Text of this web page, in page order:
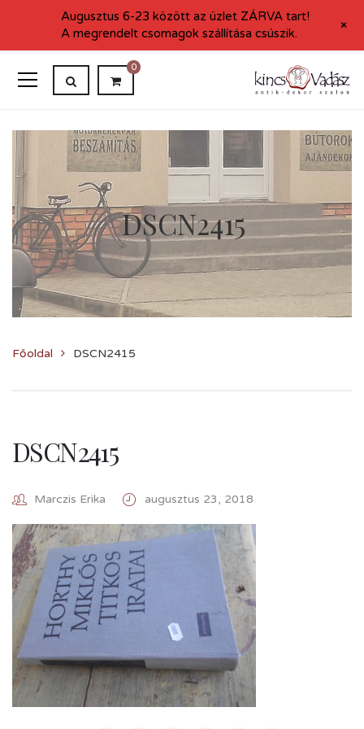
0
DSCN2415
Főoldal DSCN2415
DSCN2415
Marczis Erika augusztus 23, 2018
Augusztus 6-23 között az üzlet ZÁRVA tart!
A megrendelt csomagok szállítása csúszik.
+